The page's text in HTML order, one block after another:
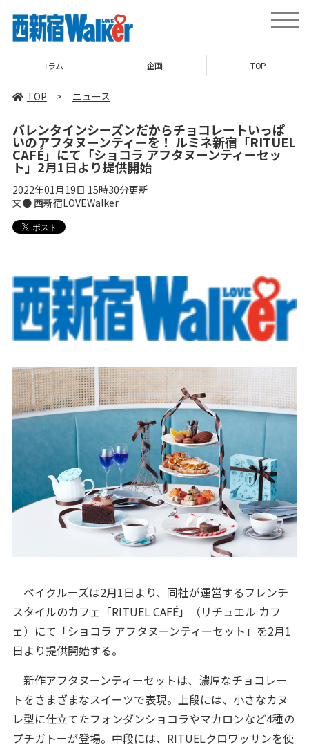
toggle
コラム 企画 TOP
TOP > ニュース
バレンタインシーズンだからチョコレートいっぱ
いのアフタヌーンティーを！ ルミネ新宿「RITUEL
CAFÉ」にて「ショコラ アフタヌーンティーセッ
ト」2月1日より提供開始
2022年01月19日 15時30分更新
文● 西新宿LOVEWalker
ベイクルーズは2月1日より、同社が運営するフレンチ
スタイルのカフェ「RITUEL CAFÉ」（リチュエル カフ
ェ）にて「ショコラ アフタヌーンティーセット」を2月1
日より提供開始する。
新作アフタヌーンティーセットは、濃厚なチョコレー
トをさまざまなスイーツで表現。上段には、小さなカヌ
レ型に仕立てたフォンダンショコラやマカロンなど4種の
プチガトーが登場。中段には、RITUELクロワッサンを使